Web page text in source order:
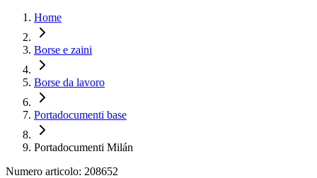
Home
Borse e zaini
Borse da lavoro
Portadocumenti base
Portadocumenti Milán
Numero articolo: 208652